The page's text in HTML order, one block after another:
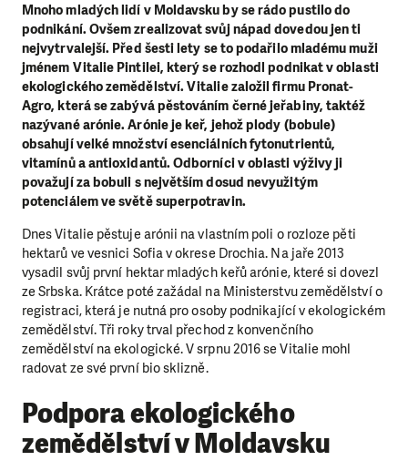
Mnoho mladých lidí v Moldavsku by se rádo pustilo do
podnikání. Ovšem zrealizovat svůj nápad dovedou jen ti
nejvytrvalejší. Před šesti lety se to podařilo mladému muži
jménem Vitalie Pintilei, který se rozhodl podnikat v oblasti
ekologického zemědělství. Vitalie založil firmu Pronat-
Agro, která se zabývá pěstováním černé jeřabiny, taktéž
nazývané arónie. Arónie je keř, jehož plody (bobule)
obsahují velké množství esenciálních fytonutrientů,
vitamínů a antioxidantů. Odborníci v oblasti výživy ji
považují za bobuli s největším dosud nevyužitým
potenciálem ve světě superpotravin.
Dnes Vitalie pěstuje arónii na vlastním poli o rozloze pěti
hektarů ve vesnici Sofia v okrese Drochia. Na jaře 2013
vysadil svůj první hektar mladých keřů arónie, které si dovezl
ze Srbska. Krátce poté zažádal na Ministerstvu zemědělství o
registraci, která je nutná pro osoby podnikající v ekologickém
zemědělství. Tři roky trval přechod z konvenčního
zemědělství na ekologické. V srpnu 2016 se Vitalie mohl
radovat ze své první bio sklizně.
Podpora ekologického
zemědělství v Moldavsku